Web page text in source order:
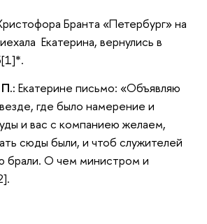
Бранта «Петербург» на
Екатерина, вернулись в
Екатерине письмо: «Объявляю
где было намерение и
и вас с компаниею желаем,
сюды были, и чтоб служителей
брали. О чем министром и